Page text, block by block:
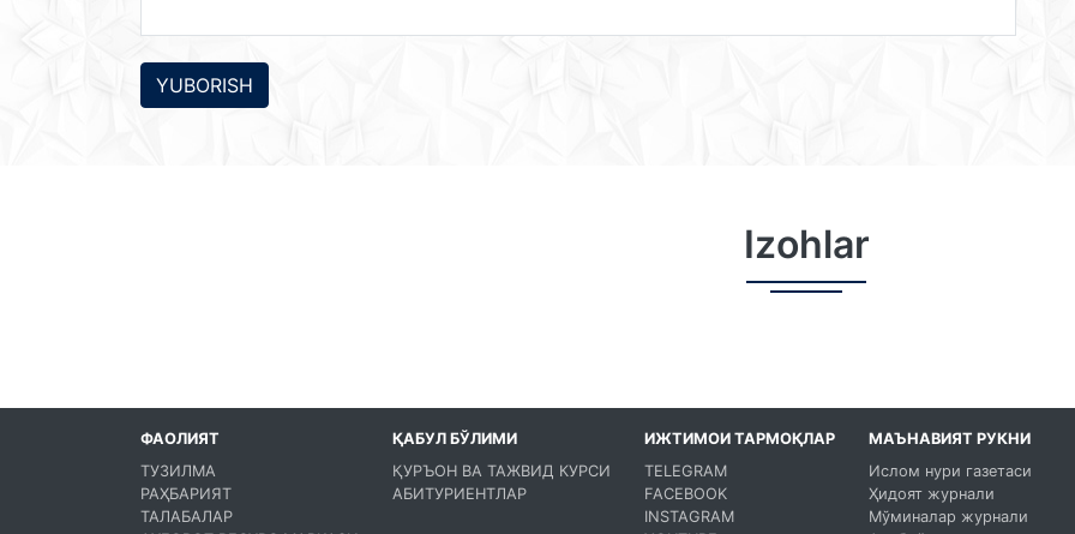
YUBORISH
Izohlar
ФАОЛИЯТ
ТУЗИЛМА
РАҲБАРИЯТ
ТАЛАБАЛАР
ҚАБУЛ БЎЛИМИ
ҚУРЪОН ВА ТАЖВИД КУРСИ
АБИТУРИЕНТЛАР
ИЖТИМОИ ТАРМОҚЛАР
TELEGRAM
FACEBOOK
INSTAGRAM
МАЪНАВИЯТ РУКНИ
Ислом нури газетаси
Ҳидоят журнали
Мўминалар журнали